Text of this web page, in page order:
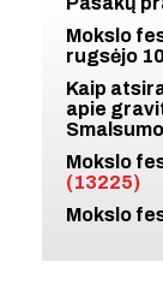
Mokslo
rugsėjo
Kaip
apie
Mokslo
(13225)
Mokslo